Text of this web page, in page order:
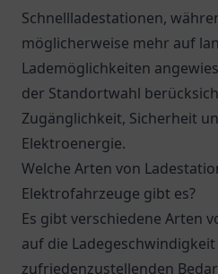
Schnellladestationen,
möglicherweise mehr auf
Lademöglichkeiten
der Standortwahl
Zugänglichkeit, Sicherheit
Elektroenergie.
Welche Arten von
Elektrofahrzeuge gibt es?
Es gibt verschiedene Arten
auf die
zufriedenzustellenden